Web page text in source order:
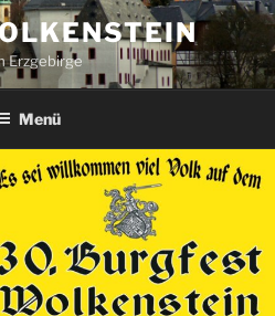
Erzgebirge
Menü